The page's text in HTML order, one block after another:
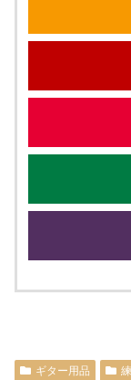
ギター用品